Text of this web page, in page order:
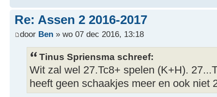
Re: Assen 2 2016-2017
door Ben » wo 07 dec 2016, 13:18
Tinus Spriensma schreef:
Wit zal wel 27.Tc8+ spelen (K+H).
heeft geen schaakjes meer en ook niet